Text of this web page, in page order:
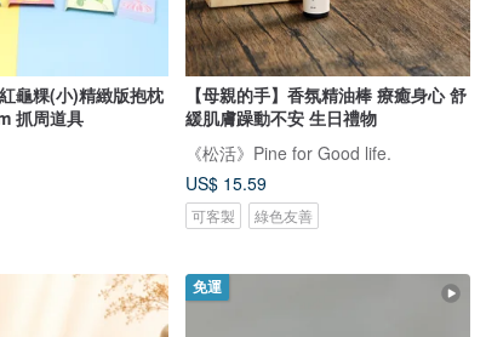
龜粿(小)精緻版抱枕
抓周道具
【母親的手】香氛精油棒 療癒身心 舒
緩肌膚躁動不安 生日禮物
《松活》Pine for Good life.
US$ 15.59
可客製 綠色友善
免運